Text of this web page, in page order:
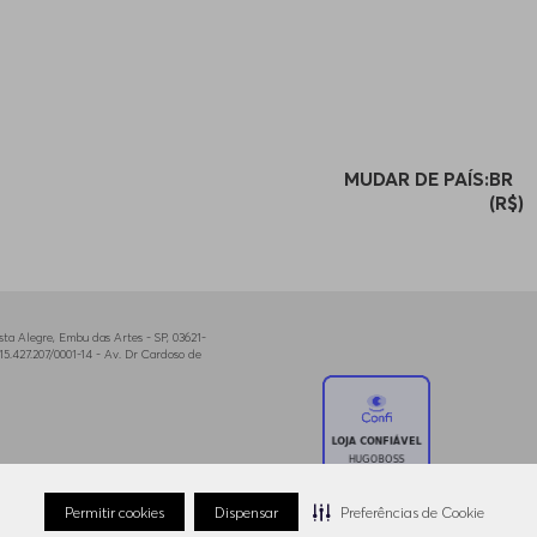
Permitir cookies Dispensar Preferências de Cookie
MUDAR DE PAÍS:BR
(R$)
Alegre, Embu das Artes - SP, 03621-
0001-14 - Av. Dr Cardoso de